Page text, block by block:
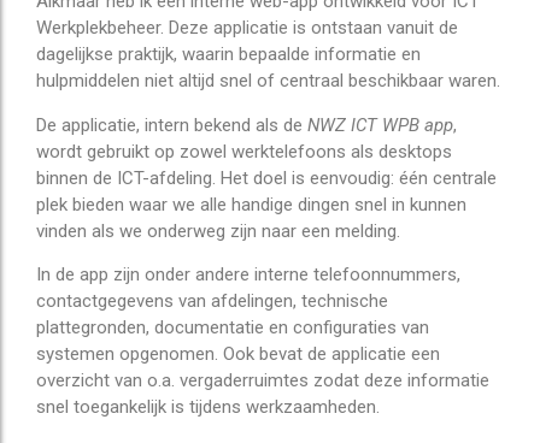
Werkplekbeheer. Deze applicatie is ontstaan vanuit de
dagelijkse praktijk, waarin bepaalde informatie en
hulpmiddelen niet altijd snel of centraal beschikbaar waren.
De applicatie, intern bekend als de NWZ ICT WPB app,
wordt gebruikt op zowel werktelefoons als desktops
binnen de ICT-afdeling. Het doel is eenvoudig: één centrale
plek bieden waar we alle handige dingen snel in kunnen
vinden als we onderweg zijn naar een melding.
In de app zijn onder andere interne telefoonnummers,
contactgegevens van afdelingen, technische
plattegronden, documentatie en configuraties van
systemen opgenomen. Ook bevat de applicatie een
overzicht van o.a. vergaderruimtes zodat deze informatie
snel toegankelijk is tijdens werkzaamheden.